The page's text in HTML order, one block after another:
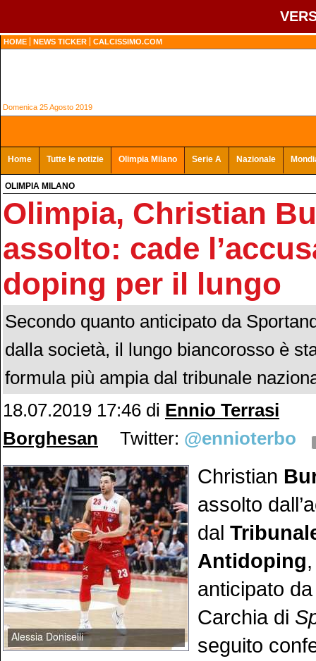
HOME NEWS TICKER CALCISSIMO.COM
Domenica 25 Agosto 2019
Home Tutte le notizie Olimpia Milano Serie A Nazionale
OLIMPIA MILANO
Olimpia, Christian
assolto: cade
doping per il lungo
Secondo quanto anticipato da
dalla società, il lungo biancorosso è
formula più ampia dal tribunale
18.07.2019 17:46 di Ennio Terrasi
Borghesan
Twitter: @ennioterbo
Christian
assolto
dal
Antidoping
anticipato
Carchia di
seguito